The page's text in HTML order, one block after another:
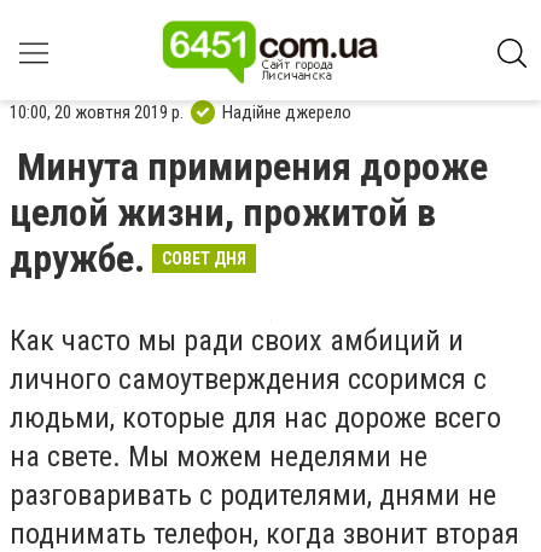
10:00, 20 жовтня 2019 р. Надійне джерело
Минута примирения дороже
целой жизни, прожитой в
дружбе.
СОВЕТ ДНЯ
Как часто мы ради своих амбиций и
личного самоутверждения ссоримся с
людьми, которые для нас дороже всего
на свете. Мы можем неделями не
разговаривать с родителями, днями не
поднимать телефон, когда звонит вторая